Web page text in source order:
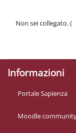
Non sei collegato. (
Informazioni
Portale Sapienza
Moodle